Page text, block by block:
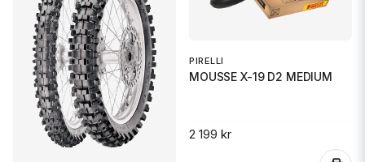
PIRELLI
MOUSSE X-19 D2 MEDIUM
2 199 kr